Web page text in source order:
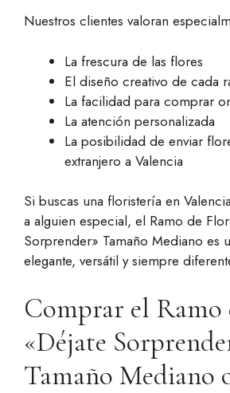
Nuestros clientes valoran
La frescura de las flores
El diseño creativo de cada
La facilidad para comprar
La atención personalizada
La posibilidad de enviar
extranjero a Valencia
Si buscas una floristería en
a alguien especial, el Ramo de
Sorprender» Tamaño Mediano es
elegante, versátil y siempre
Comprar el Ramo
«Déjate
Tamaño Mediano